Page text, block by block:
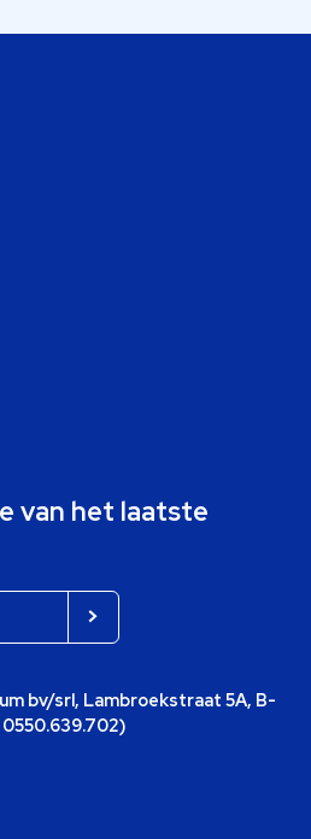
van het laatste
bv/srl, Lambroekstraat 5A, B-
0550.639.702)